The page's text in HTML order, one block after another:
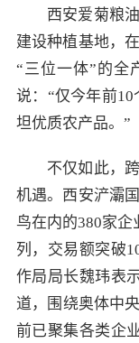
西安爱菊粮
建设种植基地，
“三位一体”的全
说：“仅今年前
坦优质农产品。”
不仅如此，
机遇。西安浐灞
鸟在内的380家企
列，交易额突破
作局局长魏玮表
道，围绕奥体中
前已聚集各类企